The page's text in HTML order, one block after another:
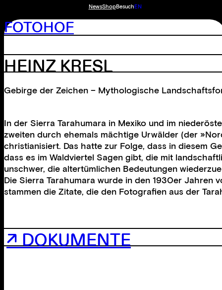
NewsShopBesuchEN
FOTOHOF
HEINZ KRESL
Gebirge der Zeichen – Mythologische
In der Sierra Tarahumara in Mexiko und im
zweiten durch ehemals mächtige Urwälder (der
christianisiert. Das hatte zur Folge, dass in diesem
dass es im Waldviertel Sagen gibt, die mit
unschwer, die altertümlichen Bedeutungen
Die Sierra Tarahumara wurde in den 1930er Jahren
stammen die Zitate, die den Fotografien aus der
↗ DOKUMENTE